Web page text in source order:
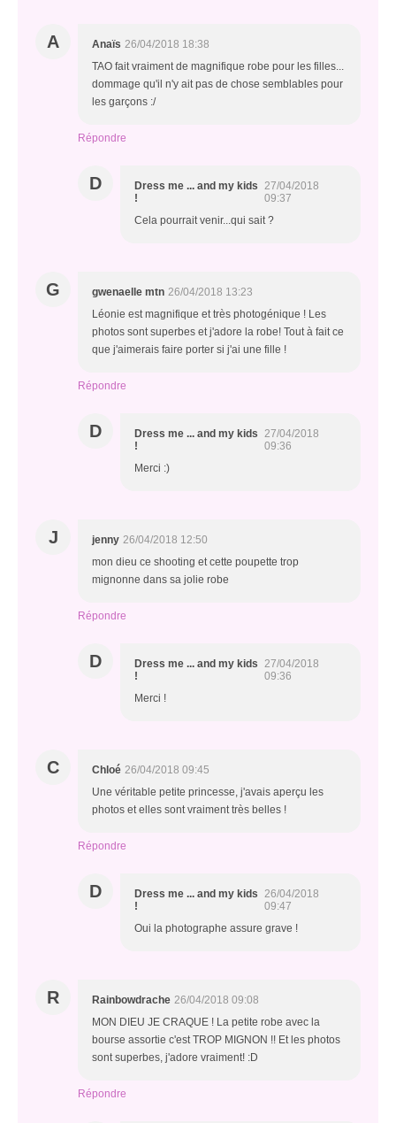
A Anaïs 26/04/2018 18:38
TAO fait vraiment de magnifique robe pour les filles...
dommage qu'il n'y ait pas de chose semblables pour
les garçons :/
Répondre
D
Dress me ... and my kids
!
27/04/2018
09:37
Cela pourrait venir...qui sait ?
G gwenaelle mtn 26/04/2018 13:23
Léonie est magnifique et très photogénique ! Les
photos sont superbes et j'adore la robe! Tout à fait ce
que j'aimerais faire porter si j'ai une fille !
Répondre
D
Dress me ... and my kids
!
27/04/2018
09:36
Merci :)
J jenny 26/04/2018 12:50
mon dieu ce shooting et cette poupette trop
mignonne dans sa jolie robe
Répondre
D
Dress me ... and my kids
!
27/04/2018
09:36
Merci !
C Chloé 26/04/2018 09:45
Une véritable petite princesse, j'avais aperçu les
photos et elles sont vraiment très belles !
Répondre
D
Dress me ... and my kids
!
26/04/2018
09:47
Oui la photographe assure grave !
R Rainbowdrache 26/04/2018 09:08
MON DIEU JE CRAQUE ! La petite robe avec la
bourse assortie c'est TROP MIGNON !! Et les photos
sont superbes, j'adore vraiment! :D
Répondre